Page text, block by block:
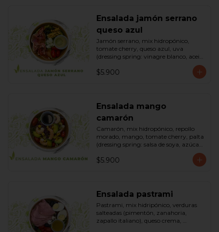
Ensalada jamón serrano
queso azul
Jamón serrano, mix hidropónico,
tomate cherry, queso azul, uva
(dressing spring: vinagre blanco, aceite
$5.900
Ensalada mango
camarón
Camarón, mix hidropónico, repollo
morado, mango, tomate cherry, palta
(dressing spring: salsa de soya, azúcar,
$5.900
Ensalada pastrami
Pastrami, mix hidripónico, verduras
salteadas (pimentón, zanahoria,
zapallo italiano), queso crema,